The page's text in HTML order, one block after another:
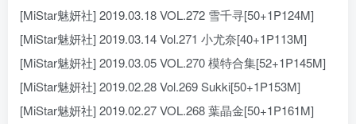
[MiStar魅妍社] 2019.03.18 VOL.272 雪千寻[50+1P124M]
[MiStar魅妍社] 2019.03.14 Vol.271 小尤奈[40+1P113M]
[MiStar魅妍社] 2019.03.05 VOL.270 模特合集[52+1P145M]
[MiStar魅妍社] 2019.02.28 Vol.269 Sukki[50+1P153M]
[MiStar魅妍社] 2019.02.27 VOL.268 葉晶金[50+1P161M]